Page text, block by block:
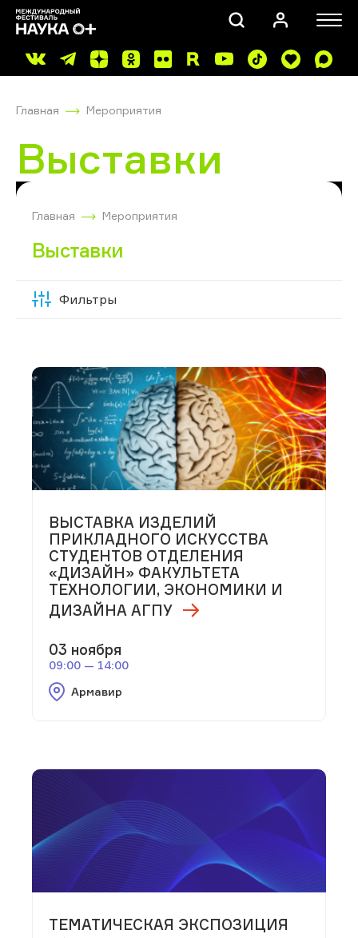
Главная Мероприятия
Выставки
Главная Мероприятия
Выставки
Фильтры
ВЫСТАВКА ИЗДЕЛИЙ
ПРИКЛАДНОГО ИСКУССТВА
СТУДЕНТОВ ОТДЕЛЕНИЯ
«ДИЗАЙН» ФАКУЛЬТЕТА
ТЕХНОЛОГИИ, ЭКОНОМИКИ И
ДИЗАЙНА АГПУ
03 ноября
09:00 — 14:00
Армавир
ТЕМАТИЧЕСКАЯ ЭКСПОЗИЦИЯ